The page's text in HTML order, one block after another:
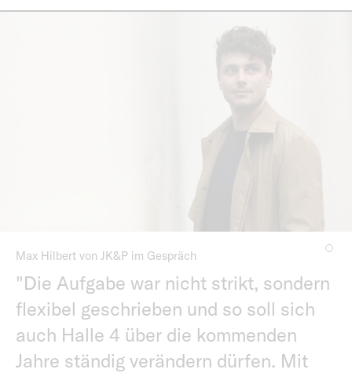
Max Hilbert von JK&P im Gespräch
"Die Aufgabe war nicht strikt, sondern
flexibel geschrieben und so soll sich
auch Halle 4 über die kommenden
Jahre ständig verändern dürfen. Mit